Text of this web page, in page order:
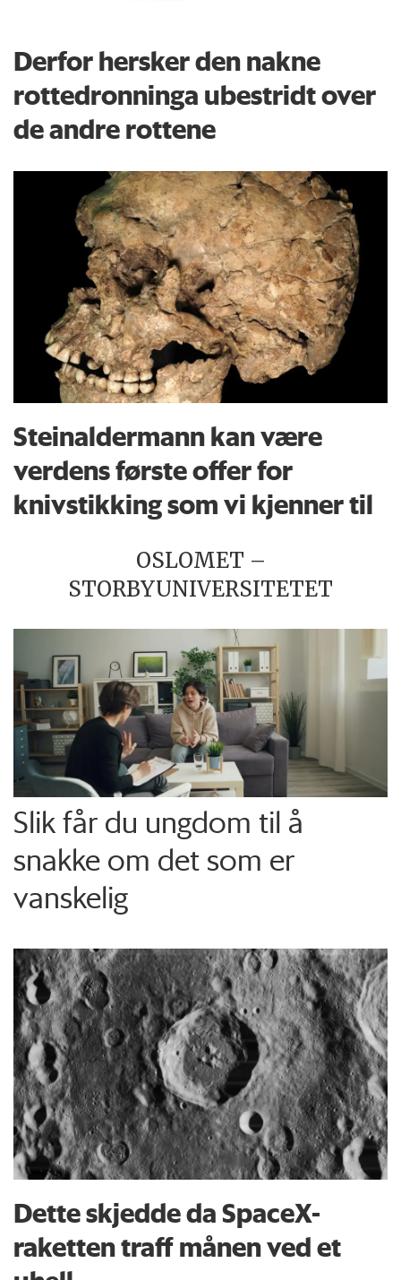
Derfor hersker den nakne
rottedronninga ubestridt over
de andre rottene
Steinaldermann kan være
verdens første offer for
knivstikking som vi kjenner til
OSLOMET –
STORBYUNIVERSITETET
Slik får du ungdom til å
snakke om det som er
vanskelig
Dette skjedde da SpaceX-
raketten traff månen ved et